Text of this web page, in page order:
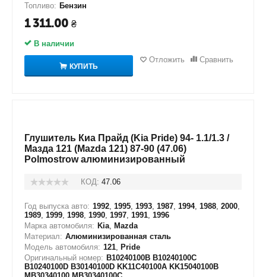
Топливо: Бензин
1 311.00 ₴
В наличии
КУПИТЬ
Отложить Сравнить
Глушитель Киа Прайд (Kia Pride) 94- 1.1/1.3 /
Мазда 121 (Mazda 121) 87-90 (47.06)
Polmostrow алюминизированный
КОД: 47.06
Год выпуска авто: 1992, 1995, 1993, 1987, 1994, 1988, 2000,
1989, 1999, 1998, 1990, 1997, 1991, 1996
Марка автомобиля: Kia, Mazda
Материал: Алюминизированная сталь
Модель автомобиля: 121, Pride
Оригинальный номер: B10240100B B10240100C
B10240100D B30140100D KK11C40100A KK15040100B